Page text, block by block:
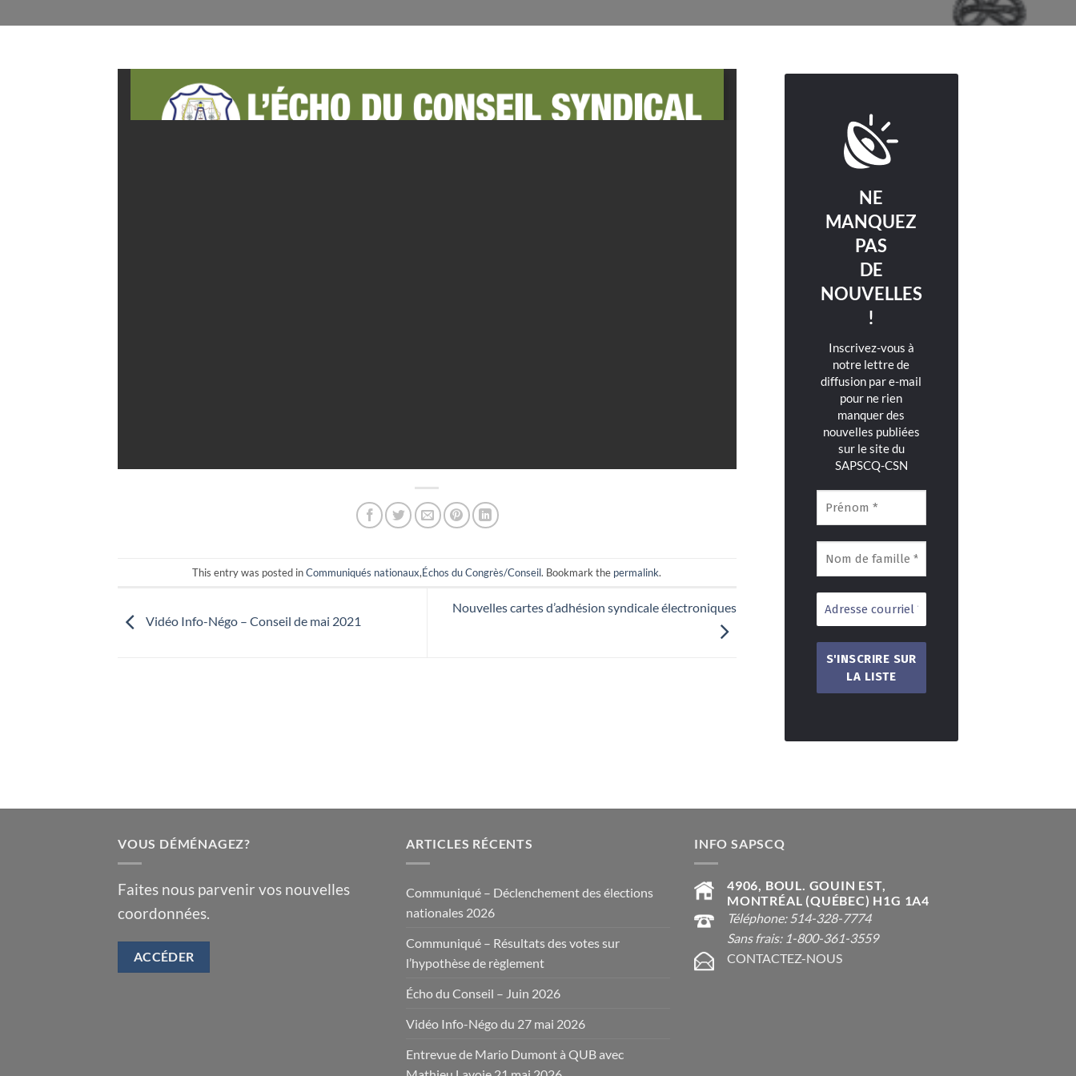
This entry was posted inCommuniqués nationaux,Échos du Congrès/Conseil. Bookmark the permalink.
Vidéo Info-Négo – Conseil de mai 2021
Nouvelles cartes d’adhésion syndicale électroniques
NE
MANQUEZ
PAS
DE
NOUVELLES
!
Inscrivez-vous à
notre lettre de
diffusion par e-mail
pour ne rien
manquer des
nouvelles publiées
sur le site du
SAPSCQ-CSN
VOUS DÉMÉNAGEZ?
Faites nous parvenir vos nouvelles
coordonnées.
ACCÉDER
ARTICLES RÉCENTS
Communiqué – Déclenchement des élections
nationales 2026
Communiqué – Résultats des votes sur
l’hypothèse de règlement
Écho du Conseil – Juin 2026
Vidéo Info-Négo du 27 mai 2026
Entrevue de Mario Dumont à QUB avec
INFO SAPSCQ
4906, BOUL. GOUIN EST,
MONTRÉAL (QUÉBEC) H1G 1A4
Téléphone: 514-328-7774
Sans frais: 1-800-361-3559
CONTACTEZ-NOUS